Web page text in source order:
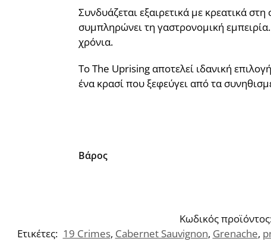
Συνδυάζεται εξαιρετικά με κρεατικά
συμπληρώνει τη γαστρονομική
χρόνια.
Το The Uprising αποτελεί ιδανική
ένα κρασί που ξεφεύγει από τα
Βάρος
Κωδικός
Ετικέτες: 19 Crimes, Cabernet Sauvignon, Grenache,